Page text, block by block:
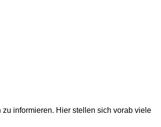
informieren. Hier stellen sich vorab viele